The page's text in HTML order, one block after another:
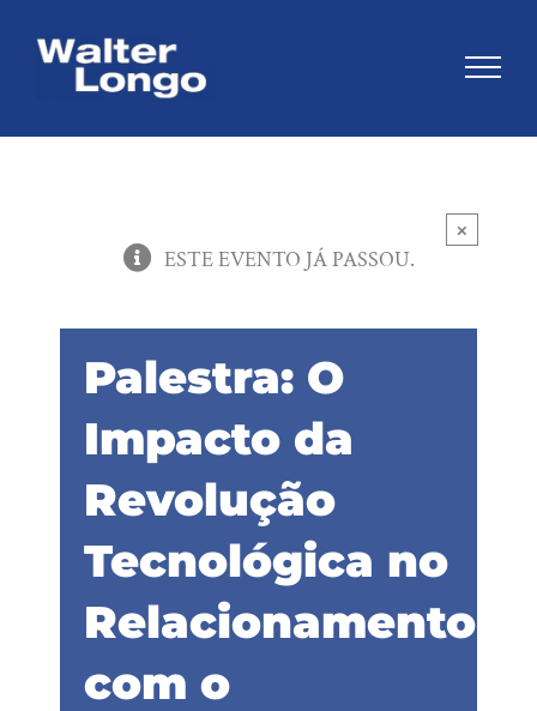
×
ESTE EVENTO JÁ PASSOU.
Palestra: O
Impacto da
Revolução
Tecnológica no
Relacionamento
com o